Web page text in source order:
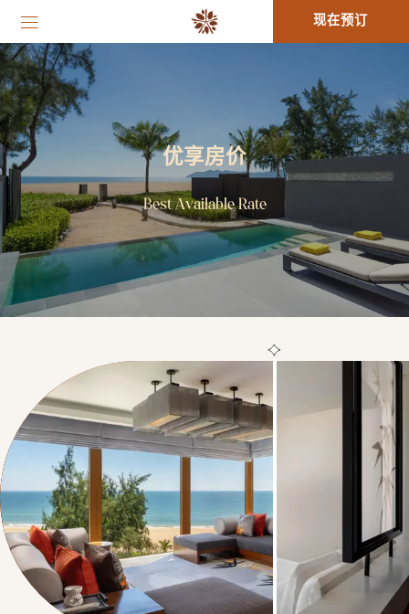
现在预订
优享房价
Best Available Rate